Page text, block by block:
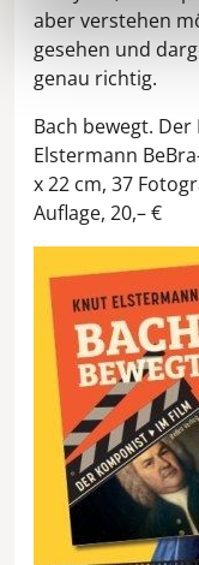
aber verstehen
gesehen und
genau richtig.
Bach bewegt.
Elstermann
x 22 cm, 37
Auflage, 20,– €